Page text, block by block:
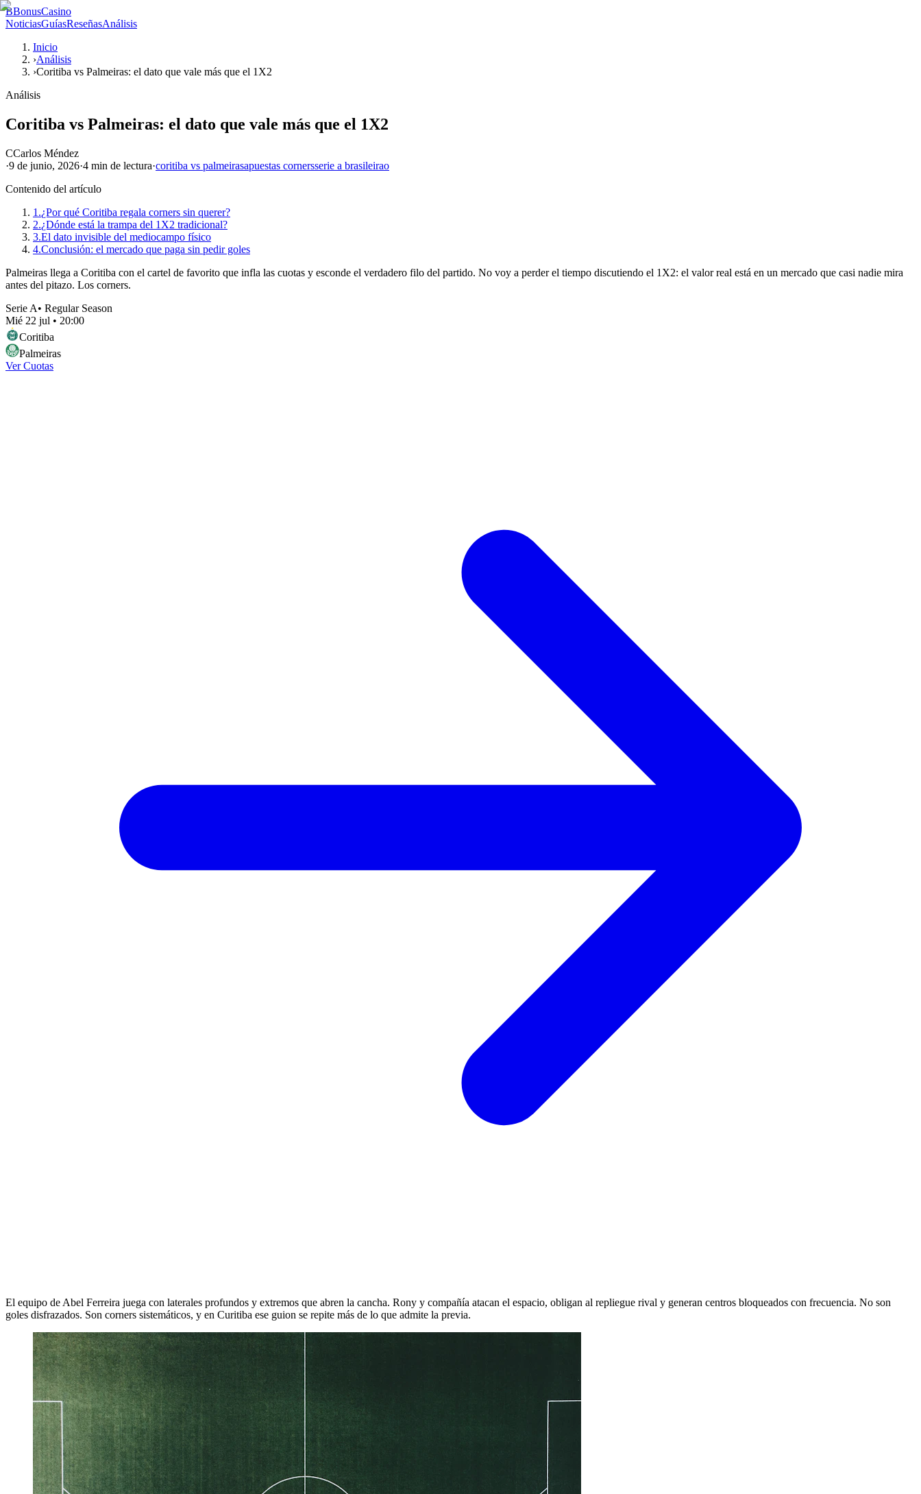
BBonusCasino
NoticiasGuíasReseñasAnálisis
Inicio
›Análisis
›Coritiba vs Palmeiras: el dato que vale más que el 1X2
Análisis
Coritiba vs Palmeiras: el dato que vale más que el 1X2
CCarlos Méndez
·9 de junio, 2026·4 min de lectura·coritiba vs palmeirasapuestas cornersserie a brasileirao
Contenido del artículo
1.¿Por qué Coritiba regala corners sin querer?
2.¿Dónde está la trampa del 1X2 tradicional?
3.El dato invisible del mediocampo físico
4.Conclusión: el mercado que paga sin pedir goles
Palmeiras llega a Coritiba con el cartel de favorito que infla las cuotas y esconde el verdadero filo del partido. No voy a perder el tiempo discutiendo el 1X2: el valor real está en un mercado que casi nadie mira
antes del pitazo. Los corners.
Serie A• Regular Season
Mié 22 jul • 20:00
Coritiba
Palmeiras
Ver Cuotas
El equipo de Abel Ferreira juega con laterales profundos y extremos que abren la cancha. Rony y compañía atacan el espacio, obligan al repliegue rival y generan centros bloqueados con frecuencia. No son
goles disfrazados. Son corners sistemáticos, y en Curitiba ese guion se repite más de lo que admite la previa.